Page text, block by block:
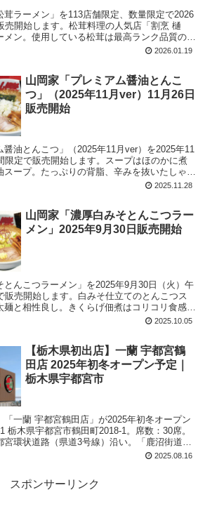
茸ラーメン」を113店舗限定、数量限定で2026
売開始します。松茸料理の人気店「割烹 樋
ン。使用している松茸は最高ランク品質のブ
の松茸」。ベースとなる甘旨醤油スープに松茸
2026.01.19
山岡家「プレミアム醤油とんこ
つ」（2025年11月ver）11月26日
販売開始
醤油とんこつ」（2025年11月ver）を2025年11
限定で販売開始します。スープはほのかに煮
スープ。たっぷりの背脂、辛みを抜いたしゃき
わかめ、などを使用しています。写真では、メ
2025.11.28
山岡家「濃厚白みそとんこつラー
メン」2025年9月30日販売開始
とんこつラーメン」を2025年9月30日（火）午
販売開始します。白みそ仕立てのとんこつス
と相性良し。きくらげ佃煮はコリコリ食感。
トになっています。お得な半ライスセットと餃
2025.10.05
【栃木県初出店】一蘭 宇都宮鶴
田店 2025年初冬オープン予定｜
栃木県宇都宮市
「一蘭 宇都宮鶴田店」が2025年初冬オープン
栃木県宇都宮市鶴田町2018-1。席数：30席。
環状道路（県道3号線）沿い。「鹿沼街道入
メートルくらい。足利銀行あしぎんATMステ
2025.08.16
スポンサーリンク